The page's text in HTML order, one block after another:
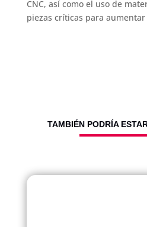
CNC, así como el uso de
piezas críticas para
TAMBIÉN PODRÍA